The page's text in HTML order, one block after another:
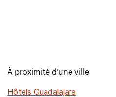
À proximité d’une ville
Hôtels Guadalajara